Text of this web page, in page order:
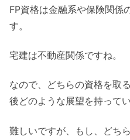
FP資格は金融系や保険関係
す。
宅建は不動産関係ですね。
なので、どちらの資格を取
後どのような展望を持って
難しいですが、もし、どち